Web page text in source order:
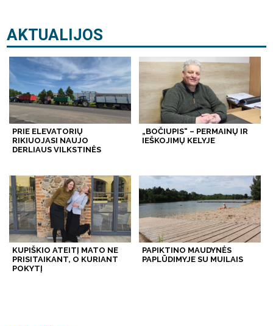
AKTUALIJOS
PRIE ELEVATORIŲ
RIKIUOJASI NAUJO
DERLIAUS VILKSTINĖS
„BOČIUPIS“ – PERMAINŲ IR
IEŠKOJIMŲ KELYJE
KUPIŠKIO ATEITĮ MATO NE
PRISITAIKANT, O KURIANT
POKYTĮ
PAPIKTINO MAUDYNĖS
PAPLŪDIMYJE SU MUILAIS